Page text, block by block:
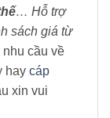
… Hỗ trợ
sách giá từ
cầu về
hay cáp
xin vui